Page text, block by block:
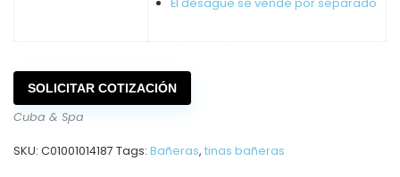
El desagüe se vende por separado
SOLICITAR COTIZACIÓN
Cuba & Spa
SKU: C01001014187 Tags: Bañeras, tinas bañeras